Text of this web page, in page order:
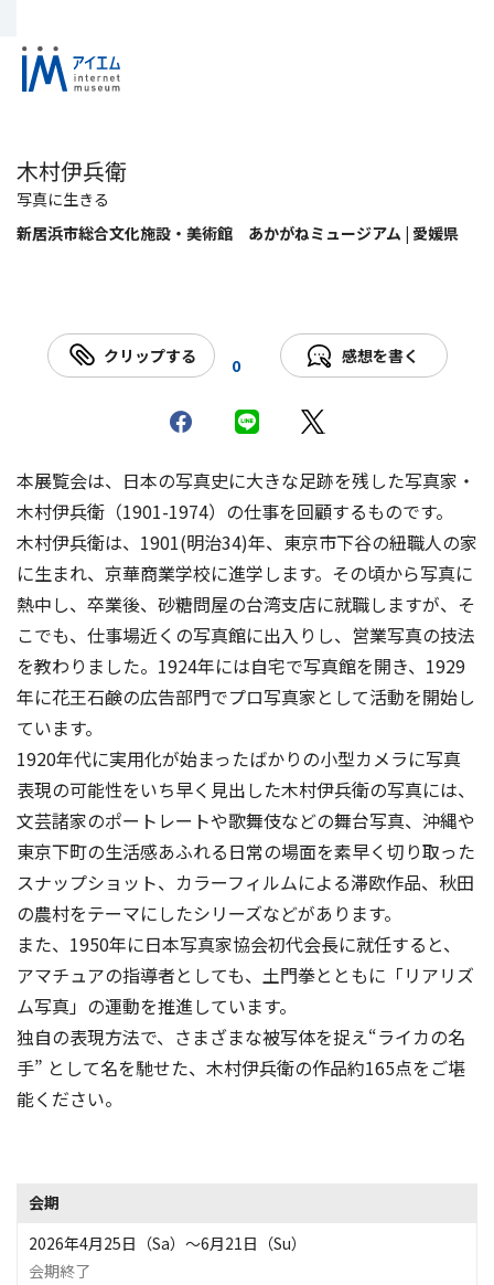
木村伊兵衛
写真に生きる
新居浜市総合文化施設・美術館 あかがねミュージアム | 愛媛県
クリップする 0 感想を書く
本展覧会は、日本の写真史に大きな足跡を残した写真家・
木村伊兵衛（1901-1974）の仕事を回顧するものです。
木村伊兵衛は、1901(明治34)年、東京市下谷の紐職人の家
に生まれ、京華商業学校に進学します。その頃から写真に
熱中し、卒業後、砂糖問屋の台湾支店に就職しますが、そ
こでも、仕事場近くの写真館に出入りし、営業写真の技法
を教わりました。1924年には自宅で写真館を開き、1929
年に花王石鹸の広告部門でプロ写真家として活動を開始し
ています。
1920年代に実用化が始まったばかりの小型カメラに写真
表現の可能性をいち早く見出した木村伊兵衛の写真には、
文芸諸家のポートレートや歌舞伎などの舞台写真、沖縄や
東京下町の生活感あふれる日常の場面を素早く切り取った
スナップショット、カラーフィルムによる滞欧作品、秋田
の農村をテーマにしたシリーズなどがあります。
また、1950年に日本写真家協会初代会長に就任すると、
アマチュアの指導者としても、土門拳とともに「リアリズ
ム写真」の運動を推進しています。
独自の表現方法で、さまざまな被写体を捉え“ライカの名
手” として名を馳せた、木村伊兵衛の作品約165点をご堪
能ください。
会期
2026年4月25日（Sa）〜6月21日（Su）
会期終了